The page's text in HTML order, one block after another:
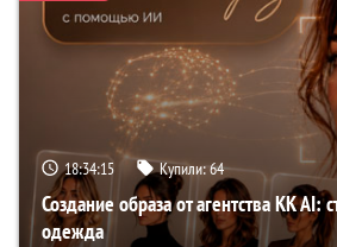
18:34:14 Купили:64
Создание образа от агентства KK AI:
одежда